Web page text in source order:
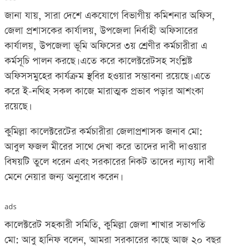
জানা যায়, সারা দেশে একযোগে বিভাগীয় কমিশনার অফিস,
জেলা প্রশাসকের কার্যালয়, উপজেলা নির্বাহী অফিসারের
কার্যালয়, উপজেলা ভূমি অফিসের ৩য় শ্রেণীর কর্মচারীরা এ
কর্মসূচি পালন করছে। এতে করে কালেক্টরেটসহ সংশ্লিষ্ট
অফিসসমুহের কার্যক্রম স্থবির হওয়ার সম্ভাবনা রয়েছে। এতে
করে ই-নথিহ সকল কাজে মারাত্মক প্রভাব পড়ার আশংকা
রয়েছে।
কুমিল্লা কালেক্টরেটের কর্মচারীরা জেলাপ্রশাসক জনাব মো:
আবুল ফজল মীরের সাথে দেখা করে তাদের দাবী দাওয়ার
বিষয়টি তুলে ধরেন এবং সরকারের নিকট তাদের ন্যায্য দাবী
মেনে নেয়ার জন্য অনুরোধ করেন।
ads
কালেক্টরেট সহকারী সমিতি, কুমিল্লা জেলা শাখার সভাপতি
মো: আবু হানিফ বলেন, আমরা সরকারের কাছে আজ ২০ বছর